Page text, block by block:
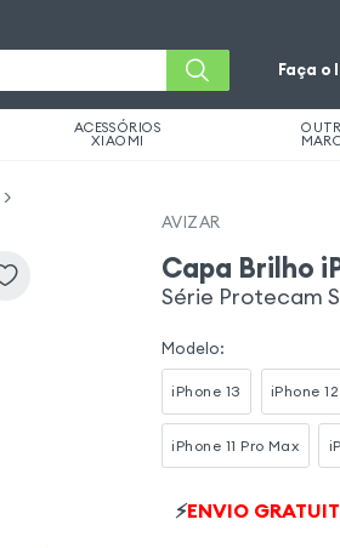
Faça o
ACESSÓRIOS
XIAOMI
AVIZAR
Capa Brilho
Série Protecam
Modelo:
iPhone 13 iPhone 12
iPhone 11 Pro Max
⚡ENVIO